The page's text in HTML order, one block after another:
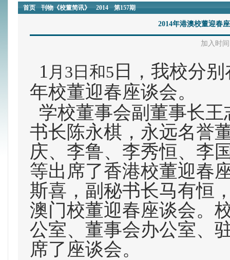
首页 刊物《校董简讯》 2014 第157期
2014年港澳校董迎春
加入时间
1 月3 日 和5 日，我校分
年校董迎春座谈会。
学校董事会副董事长
书长陈永棋，永远名誉
庆、李鲁、李秀恒、李
等出席了香港校董迎春
斯喜，副秘书长马有恒
澳门校董迎春座谈会。
公室、董事会办公室、
席了座谈会。